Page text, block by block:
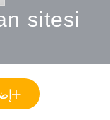
sitesi